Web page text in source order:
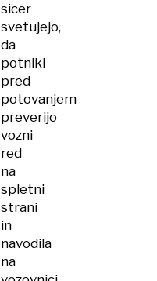
sicer
svetujejo,
da
potniki
pred
potovanjem
preverijo
vozni
red
na
spletni
strani
in
navodila
na